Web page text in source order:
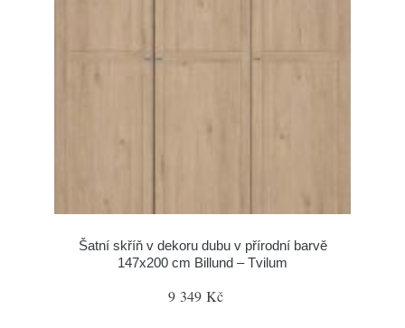
Šatní skříň v dekoru dubu v přírodní barvě
147x200 cm Billund – Tvilum
9 349 Kč